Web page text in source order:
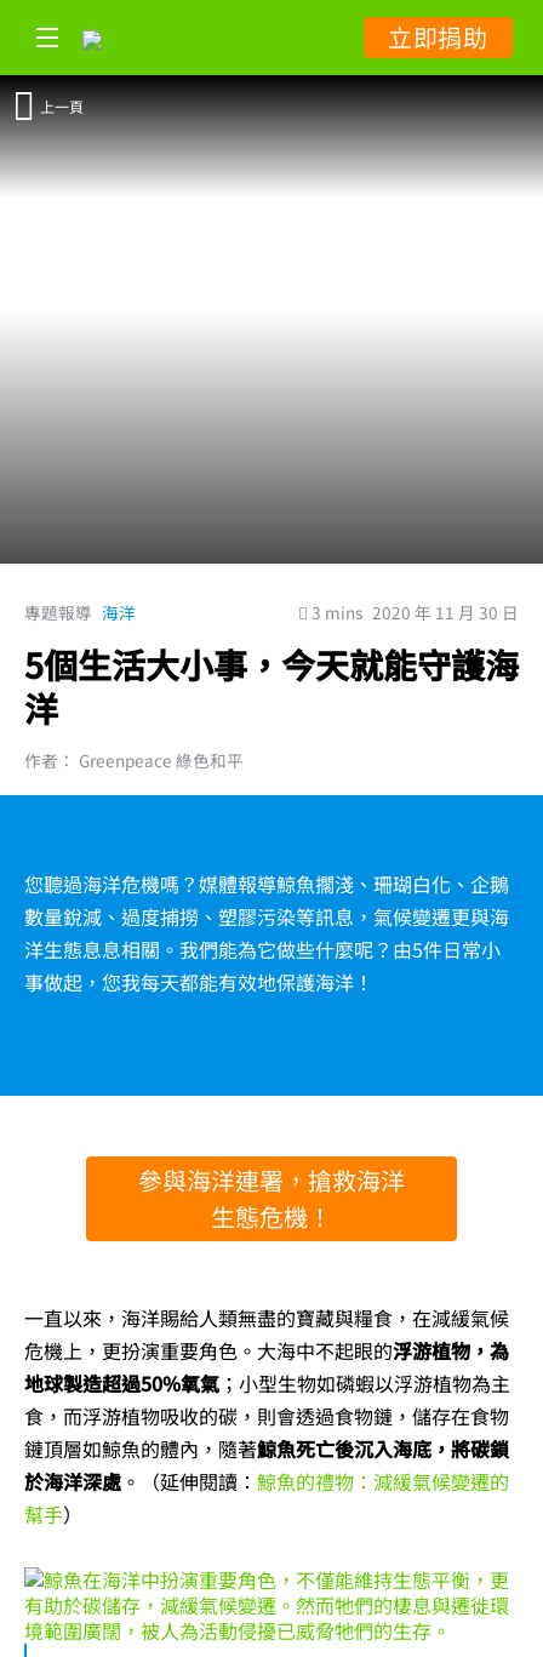
立即捐助
上一頁
專題報導 海洋 3 mins 2020 年 11 月 30 日
5個生活大小事，今天就能守護海
洋
作者： Greenpeace 綠色和平
您聽過海洋危機嗎？媒體報導鯨魚擱淺、珊瑚白化、企鵝
數量銳減、過度捕撈、塑膠污染等訊息，氣候變遷更與海
洋生態息息相關。我們能為它做些什麼呢？由5件日常小
事做起，您我每天都能有效地保護海洋！
參與海洋連署，搶救海洋
生態危機！
一直以來，海洋賜給人類無盡的寶藏與糧食，在減緩氣候
危機上，更扮演重要角色。大海中不起眼的浮游植物，為
地球製造超過50%氧氣 ；小型生物如磷蝦以浮游植物為主
食，而浮游植物吸收的碳，則會透過食物鏈，儲存在食物
鏈頂層如鯨魚的體內，隨著鯨魚死亡後沉入海底，將碳鎖
於海洋深處。（延伸閱讀： 鯨魚的禮物：減緩氣候變遷的
幫手）